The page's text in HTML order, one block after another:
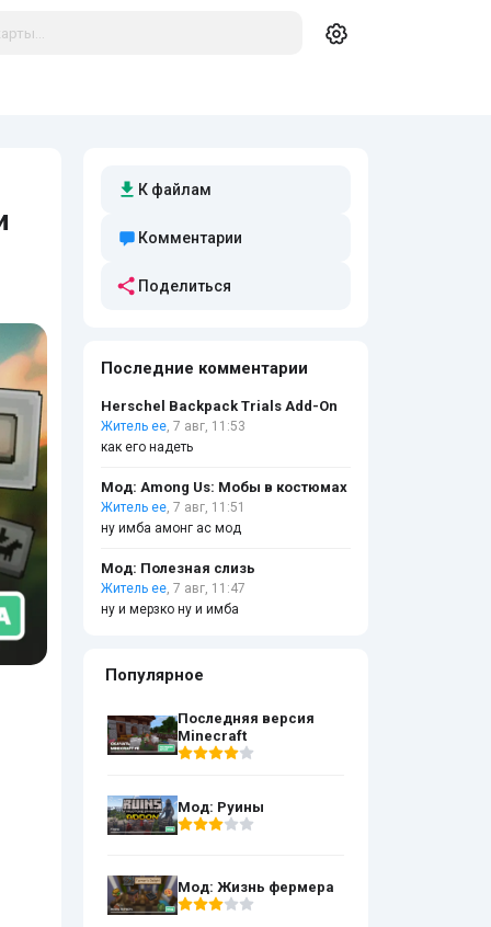
К файлам
Комментарии
Поделиться
Последние комментарии
Herschel Backpack Trials Add-On
Житель ее, 7 авг, 11:53
как его надеть
Мод: Among Us: Мобы в костюмах
Житель ее, 7 авг, 11:51
ну имба амонг ас мод
Мод: Полезная слизь
Житель ее, 7 авг, 11:47
ну и мерзко ну и имба
Популярное
Последняя версия
Minecraft
Мод: Руины
Мод: Жизнь фермера